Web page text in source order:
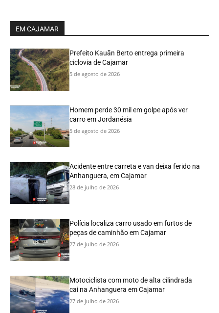
EM CAJAMAR
Prefeito Kauãn Berto entrega primeira
ciclovia de Cajamar
5 de agosto de 2026
Homem perde 30 mil em golpe após ver
carro em Jordanésia
5 de agosto de 2026
Acidente entre carreta e van deixa ferido na
Anhanguera, em Cajamar
28 de julho de 2026
Polícia localiza carro usado em furtos de
peças de caminhão em Cajamar
27 de julho de 2026
Motociclista com moto de alta cilindrada
cai na Anhanguera em Cajamar
27 de julho de 2026